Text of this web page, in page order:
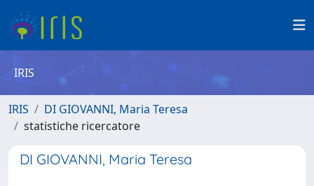
IRIS
IRIS
DI GIOVANNI, Maria Teresa
statistiche ricercatore
DI GIOVANNI, Maria Teresa